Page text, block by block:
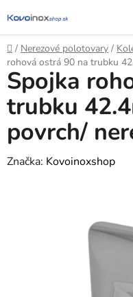
na
obsah
Domov
/ Nerezové polotovary /
rohová ostrá 90 na trubku
Spojka
trubku
povrch/
Značka: Kovoinoxshop